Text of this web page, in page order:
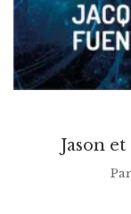
Jason
Par